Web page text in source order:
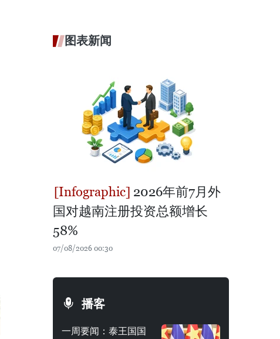
图表新闻
2026年前7月外
国对越南注册投资总额增长
58%
07/08/2026 00:30
播客
一周要闻：泰王国国